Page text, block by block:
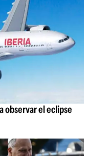
observar el eclipse